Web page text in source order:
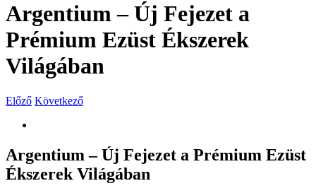
Argentium – Új Fejezet a
Prémium Ezüst Ékszerek
Világában
Előző Következő
Image
Argentium – Új Fejezet a Prémium Ezüst
Ékszerek Világában